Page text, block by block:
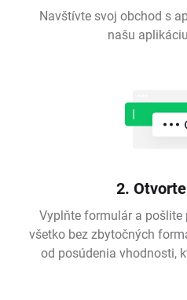
Navštívte svoj obchod s
našu
2.
Vyplňte formulár a
všetko bez zbytočných
od posúdenia vhodnosti,